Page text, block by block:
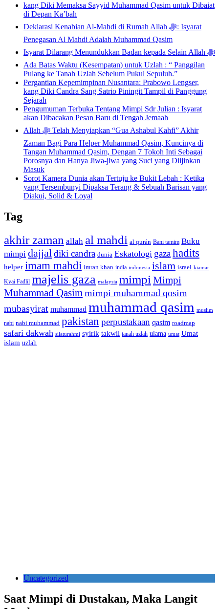
kang Diki Memaksa Sayyid Muhammad Qasim untuk Dibaiat
di Depan Ka’bah
Deklarasi Kenabian Al-Mahdi di Rumah Allah ﷻ: Isyarat
Penegasan Al Mahdi Adalah Muhammad Qasim
Isyarat Dilarang Menundukkan Badan kepada Selain Allah ﷻ
Ada Batas Waktu (Kesempatan) untuk Uzlah : “ Panggilan
Pulang ke Tanah Uzlah Sebelum Pukul Sepuluh.”
Pergantian Kepemimpinan Nusantara: Prabowo Lengser,
kang Diki Candra Sang Satrio Piningit Tampil di Panggung
Sejarah
Pengumuman Terbuka Tentang Mimpi Sdr Julian : Isyarat
akan Dibacakan Pesan Baru di Tengah Jemaah
Allah ﷻ Telah Menyiapkan “Gua Ashabul Kahfi” Akhir
Zaman Bagi Para Helper Muhammad Qasim, Kuncinya di
Tangan Muhammad Qasim, Dengan 7 Tokoh Inti Sebagai
Porosnya dan Hanya Jiwa-jiwa yang Suci yang Diijinkan
Masuk
Sorot Kamera Dunia akan Tertuju ke Bukit Lebah : Ketika
yang Tersembunyi Dipaksa Terang & Sebuah Barisan yang
Diakui, Solid & Loyal
Tag
akhir zaman allah al mahdi al qurán Bani tamim Buku
mimpi dajjal diki candra dunia Eskatologi gazahadits
helper imam mahdi imran khan india indonesia islam israel kiamat
Kyai Fadlil majelis gaza malaysia mimpi Mimpi
Muhammad Qasim mimpi muhammad qosim
mubasyirat muhammad muhammad qasim muslim
nabi nabi muhammad pakistan perpustakaan qasim roadmap
safari dakwah silaturahmi syirik takwil tanah uzlah ulama umat Umat
islam uzlah
Uncategorized
Saat Mimpi di Dustakan, Maka Langit